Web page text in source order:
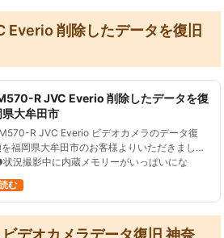
削除したデータを復旧
R JVC Everio 削除したデータを復
県大牟田市
R JVC Everio ビデオカメラのデータ復
福岡県大牟田市のお客様よりいただきまし
況撮影中に内蔵メモリーがいっぱいにな
た。その…
む
デオカメラデータ復旧 神奈